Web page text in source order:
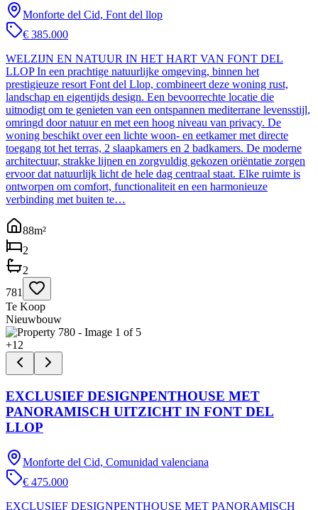
Monforte del Cid, Font del llop
€ 385.000
WELZIJN EN NATUUR IN HET HART VAN FONT DEL
LLOP In een prachtige natuurlijke omgeving, binnen het
prestigieuze resort Font del Llop, combineert deze woning rust,
landschap en eigentijds design. Een bevoorrechte locatie die
uitnodigt om te genieten van een ontspannen mediterrane levensstijl,
omringd door natuur en met een hoog niveau van privacy. De
woning beschikt over een lichte woon- en eetkamer met directe
toegang tot het terras, 2 slaapkamers en 2 badkamers. De moderne
architectuur, strakke lijnen en zorgvuldig gekozen oriëntatie zorgen
ervoor dat natuurlijk licht de hele dag centraal staat. Elke ruimte is
ontworpen om comfort, functionaliteit en een harmonieuze
verbinding met buiten te…
88m²
2
2
781
Te Koop
Nieuwbouw
+12
EXCLUSIEF DESIGNPENTHOUSE MET
PANORAMISCH UITZICHT IN FONT DEL
LLOP
Monforte del Cid, Comunidad valenciana
€ 475.000
EXCLUSIEF DESIGNPENTHOUSE MET PANORAMISCH